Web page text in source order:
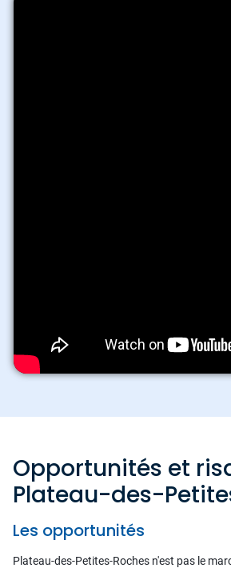
Opportunités et
Plateau-des-
Les opportunités
Plateau-des-Petites-Roches n'est pas le